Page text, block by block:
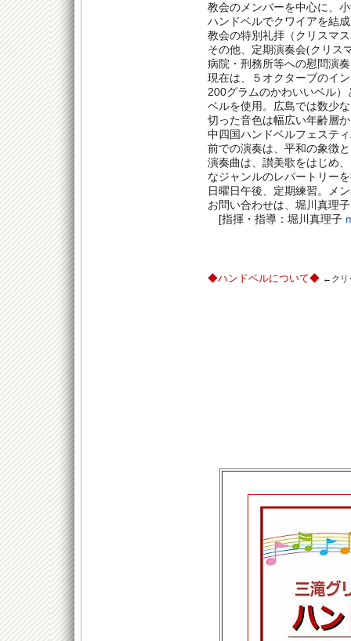
教会のメンバーを中心に、
ハンドベルでクワイアを結
教会の特別礼拝（クリスマ
その他、定期演奏会(クリス
病院・刑務所等への慰問演
現在は、５オクターブのイ
200グラムのかわいいベル
ベルを使用。広島では数少
切った音色は幅広い年齢層
中四国ハンドベルフェステ
前での演奏は、平和の象徴
演奏曲は、讃美歌をはじめ
なジャンルのレパートリー
日曜日午後、定期練習。メ
お問い合わせは、堀川真理
[指揮・指導：堀川真理子
◆ハンドベルについて◆ ←クリ